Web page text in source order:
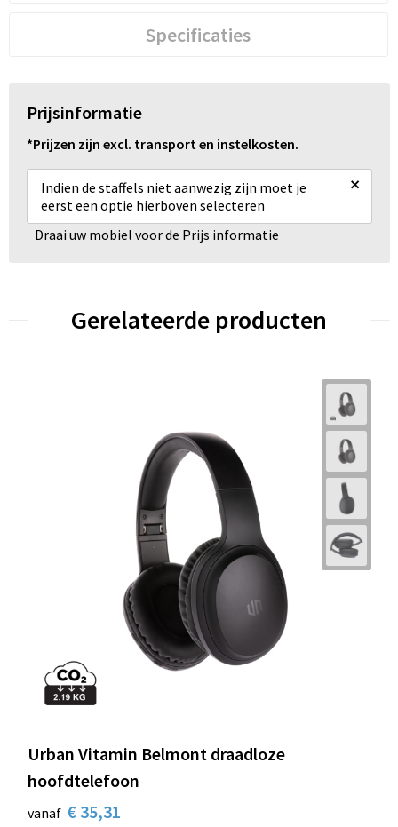
Specificaties
Prijsinformatie
*Prijzen zijn excl. transport en instelkosten.
Indien de staffels niet aanwezig zijn moet je
eerst een optie hierboven selecteren
×
Draai uw mobiel voor de Prijs informatie
Gerelateerde producten
Urban Vitamin Belmont draadloze
hoofdtelefoon
vanaf € 35,31